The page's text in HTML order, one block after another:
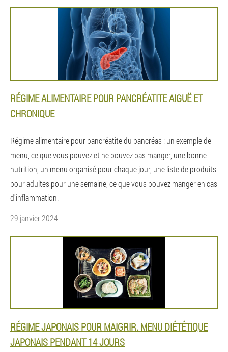
RÉGIME ALIMENTAIRE POUR PANCRÉATITE AIGUË ET
CHRONIQUE
Régime alimentaire pour pancréatite du pancréas : un exemple de
menu, ce que vous pouvez et ne pouvez pas manger, une bonne
nutrition, un menu organisé pour chaque jour, une liste de produits
pour adultes pour une semaine, ce que vous pouvez manger en cas
d'inflammation.
29 janvier 2024
RÉGIME JAPONAIS POUR MAIGRIR. MENU DIÉTÉTIQUE
JAPONAIS PENDANT 14 JOURS